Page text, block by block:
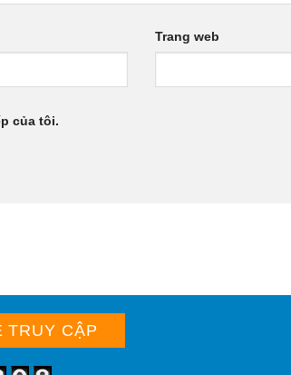
Trang web
của tôi.
TRUY CẬP